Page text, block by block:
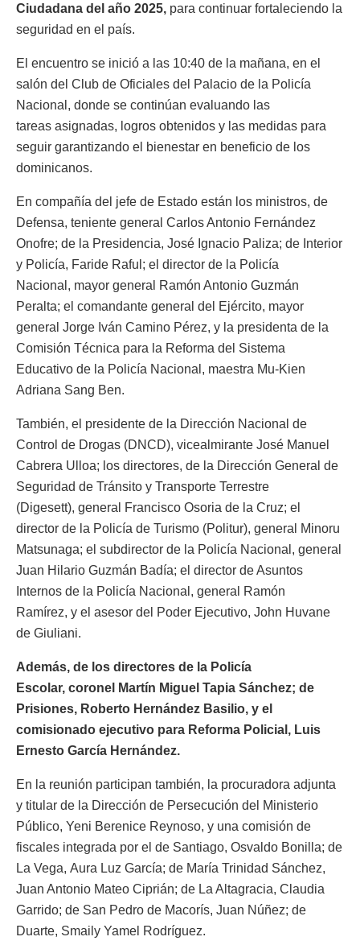
Ciudadana del año 2025, para continuar fortaleciendo la
seguridad en el país.
El encuentro se inició a las 10:40 de la mañana, en el
salón del Club de Oficiales del Palacio de la Policía
Nacional, donde se continúan evaluando las
tareas asignadas, logros obtenidos y las medidas para
seguir garantizando el bienestar en beneficio de los
dominicanos.
En compañía del jefe de Estado están los ministros, de
Defensa, teniente general Carlos Antonio Fernández
Onofre; de la Presidencia, José Ignacio Paliza; de Interior
y Policía, Faride Raful; el director de la Policía
Nacional, mayor general Ramón Antonio Guzmán
Peralta; el comandante general del Ejército, mayor
general Jorge Iván Camino Pérez, y la presidenta de la
Comisión Técnica para la Reforma del Sistema
Educativo de la Policía Nacional, maestra Mu-Kien
Adriana Sang Ben.
También, el presidente de la Dirección Nacional de
Control de Drogas (DNCD), vicealmirante José Manuel
Cabrera Ulloa; los directores, de la Dirección General de
Seguridad de Tránsito y Transporte Terrestre
(Digesett), general Francisco Osoria de la Cruz; el
director de la Policía de Turismo (Politur), general Minoru
Matsunaga; el subdirector de la Policía Nacional, general
Juan Hilario Guzmán Badía; el director de Asuntos
Internos de la Policía Nacional, general Ramón
Ramírez, y el asesor del Poder Ejecutivo, John Huvane
de Giuliani.
Además, de los directores de la Policía
Escolar, coronel Martín Miguel Tapia Sánchez; de
Prisiones, Roberto Hernández Basilio, y el
comisionado ejecutivo para Reforma Policial, Luis
Ernesto García Hernández.
En la reunión participan también, la procuradora adjunta
y titular de la Dirección de Persecución del Ministerio
Público, Yeni Berenice Reynoso, y una comisión de
fiscales integrada por el de Santiago, Osvaldo Bonilla; de
La Vega, Aura Luz García; de María Trinidad Sánchez,
Juan Antonio Mateo Ciprián; de La Altagracia, Claudia
Garrido; de San Pedro de Macorís, Juan Núñez; de
Duarte, Smaily Yamel Rodríguez.